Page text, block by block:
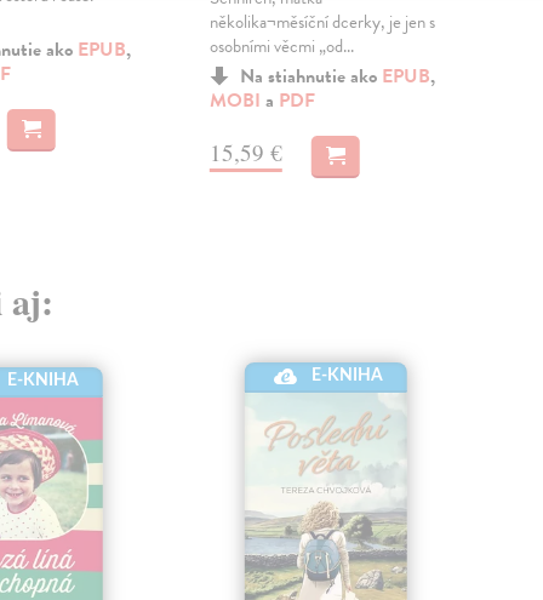
ako EPUB,
několika¬měsíční dcerky, je jen s
osobními věcmi „od...
Na stiahnutie ako EPUB,
MOBI a PDF
15,59 €
aj:
E-KNIHA E-KNIHA